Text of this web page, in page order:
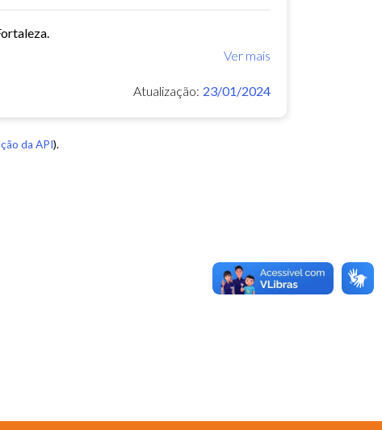
Ver mais
Atualização: 23/01/2024
da API).